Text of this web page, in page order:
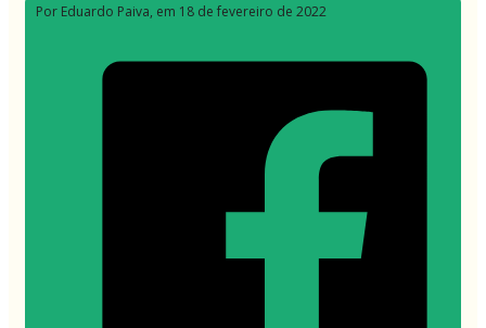
Por Eduardo Paiva, em 18 de fevereiro de 2022